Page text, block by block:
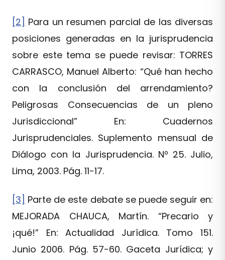
[2] Para un resumen parcial de las diversas
posiciones generadas en la jurisprudencia
sobre este tema se puede revisar: TORRES
CARRASCO, Manuel Alberto: “Qué han hecho
con la conclusión del arrendamiento?
Peligrosas Consecuencias de un pleno
Jurisdiccional” En: Cuadernos
Jurisprudenciales. Suplemento mensual de
Diálogo con la Jurisprudencia. Nº 25. Julio,
Lima, 2003. Pág. 11-17.
[3] Parte de este debate se puede seguir en:
MEJORADA CHAUCA, Martín. “Precario y
¡qué!” En: Actualidad Jurídica. Tomo 151.
Junio 2006. Pág. 57-60. Gaceta Jurídica; y